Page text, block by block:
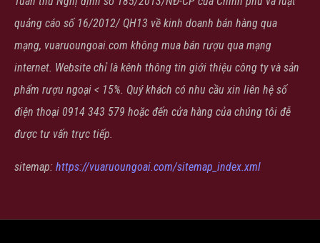
quảng cáo số 16/2012/ QH13 về kinh doanh bán hàng qua
mạng, vuaruoungoai.com không mua bán rượu qua mạng
internet. Website chỉ là kênh thông tin giới thiệu công ty và sản
phẩm rượu ngoại < 15%. Quý khách có nhu cầu xin liên hệ số
điện thoại 0914 343 579 hoặc đến cửa hàng của chúng tôi đễ
được tư vấn trực tiếp.
sitemap: https://vuaruoungoai.com/sitemap_index.xml